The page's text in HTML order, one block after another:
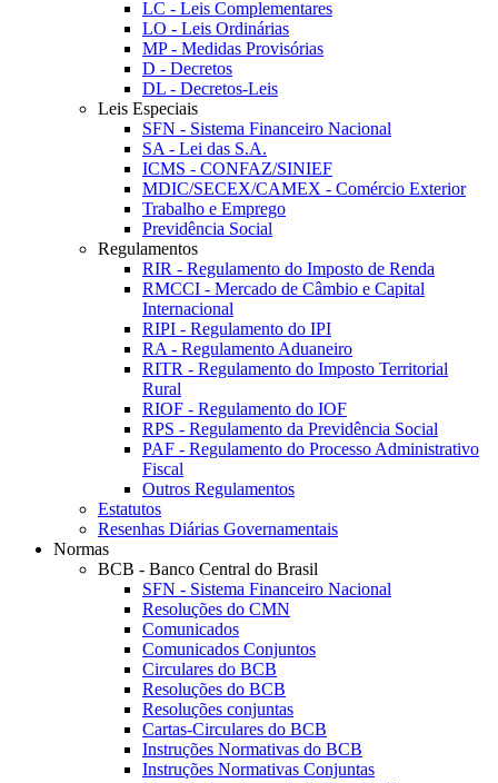
LC - Leis Complementares
LO - Leis Ordinárias
MP - Medidas Provisórias
D - Decretos
DL - Decretos-Leis
Leis Especiais
SFN - Sistema Financeiro Nacional
SA - Lei das S.A.
ICMS - CONFAZ/SINIEF
MDIC/SECEX/CAMEX - Comércio Exterior
Trabalho e Emprego
Previdência Social
Regulamentos
RIR - Regulamento do Imposto de Renda
RMCCI - Mercado de Câmbio e Capital
Internacional
RIPI - Regulamento do IPI
RA - Regulamento Aduaneiro
RITR - Regulamento do Imposto Territorial
Rural
RIOF - Regulamento do IOF
RPS - Regulamento da Previdência Social
PAF - Regulamento do Processo Administrativo
Fiscal
Outros Regulamentos
Estatutos
Resenhas Diárias Governamentais
Normas
BCB - Banco Central do Brasil
SFN - Sistema Financeiro Nacional
Resoluções do CMN
Comunicados
Comunicados Conjuntos
Circulares do BCB
Resoluções do BCB
Resoluções conjuntas
Cartas-Circulares do BCB
Instruções Normativas do BCB
Instruções Normativas Conjuntas